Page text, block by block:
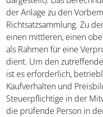
der Anlage zu den
Richtsatzsammlung. Zu
einen mittleren, einen
als Rahmen für eine
dient. Um den
ist es erforderlich,
Kaufverhalten und
Steuerpflichtige in der
die prüfende Person in